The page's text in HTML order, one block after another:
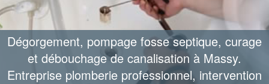
Dégorgement, pompage fosse septique, curage
et débouchage de canalisation à Massy.
Entreprise plomberie professionnel, intervention